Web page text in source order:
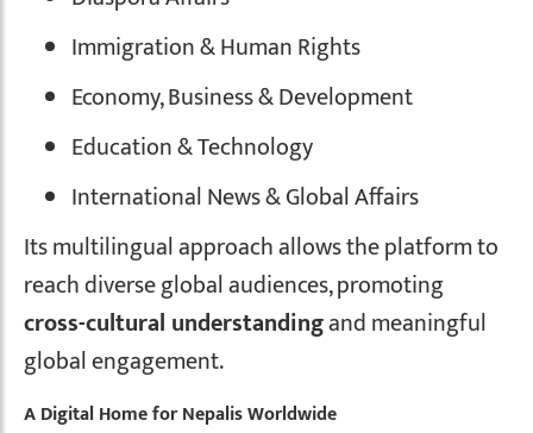
Immigration & Human Rights
Economy, Business & Development
Education & Technology
International News & Global Affairs
Its multilingual approach allows the platform to
reach diverse global audiences, promoting
cross-cultural understandingand meaningful
global engagement.
A Digital Home for Nepalis Worldwide